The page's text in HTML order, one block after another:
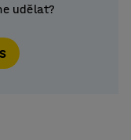
udělat?